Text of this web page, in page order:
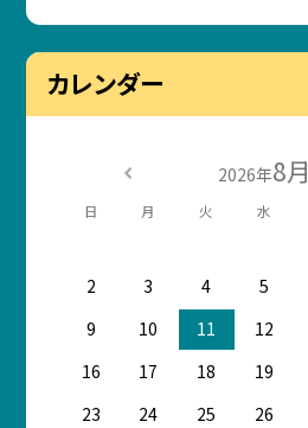
カレンダー
2026年8月
日 月 火 水
2
3 4 5
9
10 11 12
16
17 18 19
23
24 25 26